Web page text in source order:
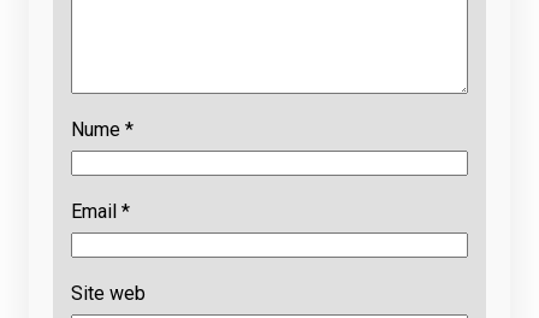
Nume *
Email *
Site web